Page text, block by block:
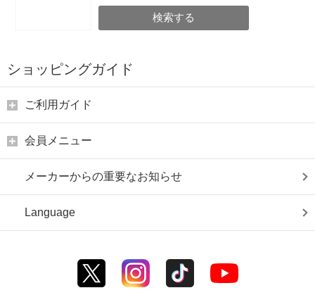
検索する
ショッピングガイド
ご利用ガイド
会員メニュー
メーカーからの重要なお知らせ
Language